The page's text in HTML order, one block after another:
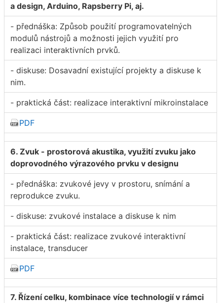
a design, Arduino, Rapsberry Pi, aj.
- přednáška: Způsob použití programovatelných
modulů nástrojů a možnosti jejich využití pro
realizaci interaktivních prvků.
- diskuse: Dosavadní existující projekty a diskuse k
nim.
- praktická část: realizace interaktivní mikroinstalace
PDF
6. Zvuk - prostorová akustika, využití zvuku jako
doprovodného výrazového prvku v designu
- přednáška: zvukové jevy v prostoru, snímání a
reprodukce zvuku.
- diskuse: zvukové instalace a diskuse k nim
- praktická část: realizace zvukové interaktivní
instalace, transducer
PDF
7. Řízení celku, kombinace více technologií v rámci